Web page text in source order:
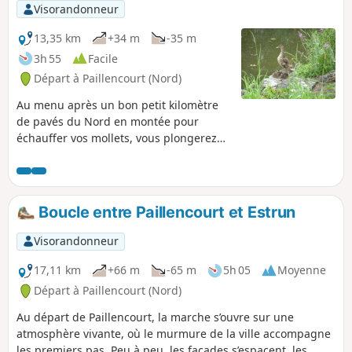
Visorandonneur
13,35 km
+34 m
-35 m
3h 55
Facile
Départ à Paillencourt (Nord)
Au menu après un bon petit kilomètre
de pavés du Nord en montée pour
échauffer vos mollets, vous plongerez
de longer par les chemins de halage le
Canal de l'Escaut, puis celui de la
Sensée. En chemin vous croiserez à
coup sûr : cols verts, poules d'eau,
hérons, cormorans, mais aussi péniches
et pêcheurs.
Boucle entre Paillencourt et Estrun
Visorandonneur
17,11 km
+66 m -65 m 5h 05
Moyenne
Départ à Paillencourt (Nord)
Au départ de Paillencourt, la marche s’ouvre sur une
atmosphère vivante, où le murmure de la ville accompagne